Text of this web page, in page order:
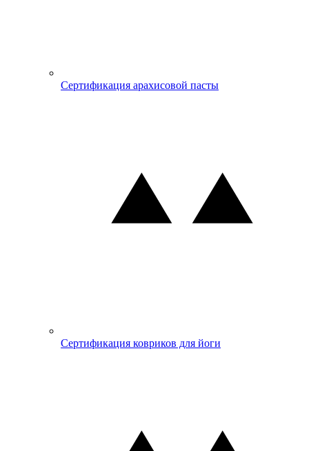
Сертификация арахисовой пасты
Сертификация ковриков для йоги